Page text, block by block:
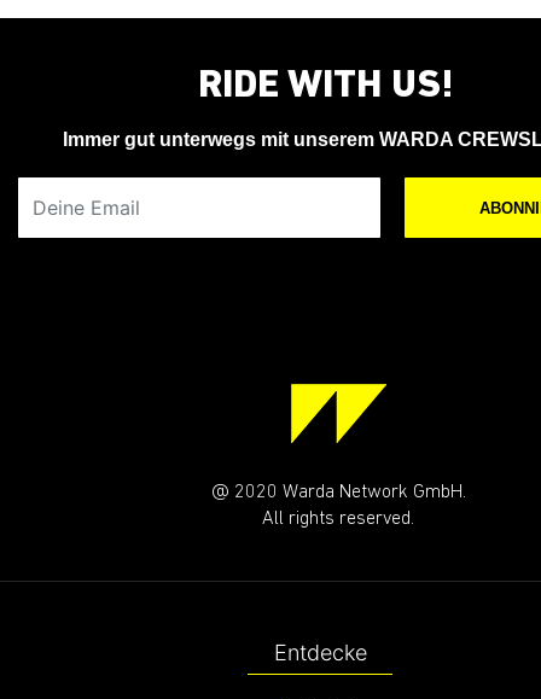
RIDE WITH US!
Immer gut unterwegs mit unserem WARDA
@ 2020 Warda Network GmbH.
All rights reserved.
Entdecke